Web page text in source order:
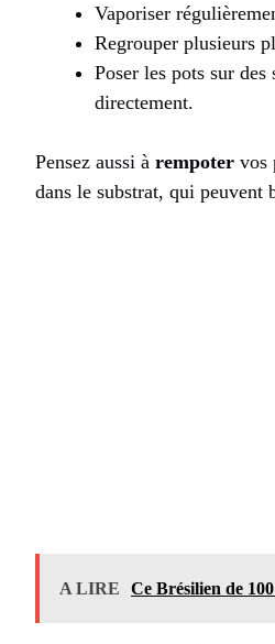
Vaporiser
Regrouper plusieurs
Poser les pots sur
directement.
Pensez aussi à rempoter vos
dans le substrat, qui peuvent
A LIRE Ce Brésilien de